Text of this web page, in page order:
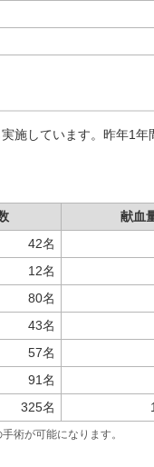
施しています。昨年1年
献血
42名
12名
80名
43名
57名
91名
325名
術が可能になります。